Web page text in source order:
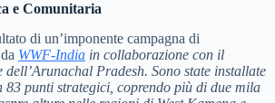
e Comunitaria
di un’imponente campagna di
WWF-India in collaborazione con il
Pradesh. Sono state installate
83 punti strategici, coprendo più di due mila